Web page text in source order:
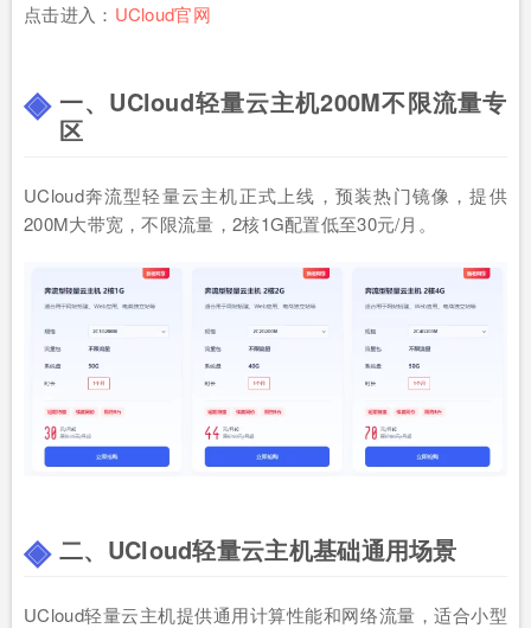
点击进入： UCloud官网
一、UCloud轻量云主机200M不限流量专
区
UCloud奔流型轻量云主机正式上线，预装热门镜像，提供
200M大带宽，不限流量，2核1G配置低至30元/月。
二、UCloud轻量云主机基础通用场景
UCloud轻量云主机提供通用计算性能和网络流量，适合小型